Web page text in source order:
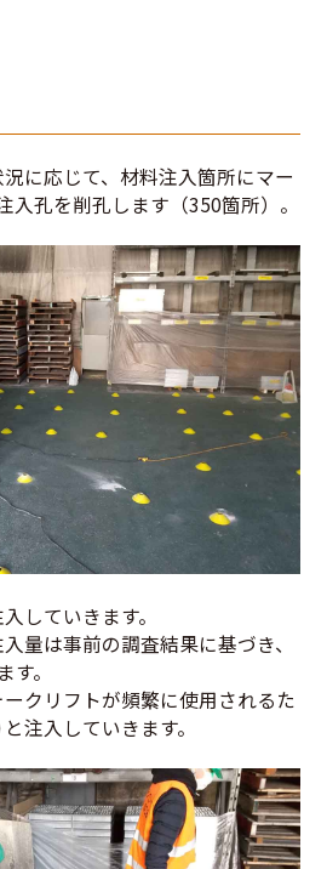
に応じて、材料注入箇所にマー
孔を削孔します（350箇所）。
していきます。
量は事前の調査結果に基づき、
。
クリフトが頻繁に使用されるた
注入していきます。